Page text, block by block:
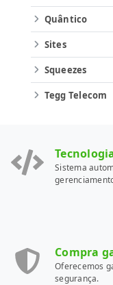
Quântico
Sites
Squeezes
Tegg Telecom
Sistema
Compra
Oferecemos
segurança.